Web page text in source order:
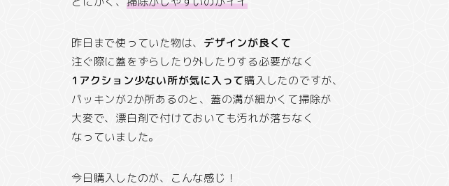
昨日まで使っていた物は、 デザインが良くて
注ぐ際に蓋をずらしたり外したりする必要がなく
1アクション少ない所が気に入って購入したのですが、
パッキンが2か所あるのと、蓋の溝が細かくて掃除が
大変で、漂白剤で付けておいても汚れが落ちなく
なっていました。
今日購入したのが、こんな感じ！